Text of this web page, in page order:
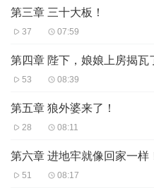
【作者介绍】
作者：秦万里
第三章 三十大板！
37 07:59
第四章 陛下，娘娘上房揭瓦
53 08:39
第五章 狼外婆来了！
28 08:11
第六章 进地牢就像回家一样
51 08:17